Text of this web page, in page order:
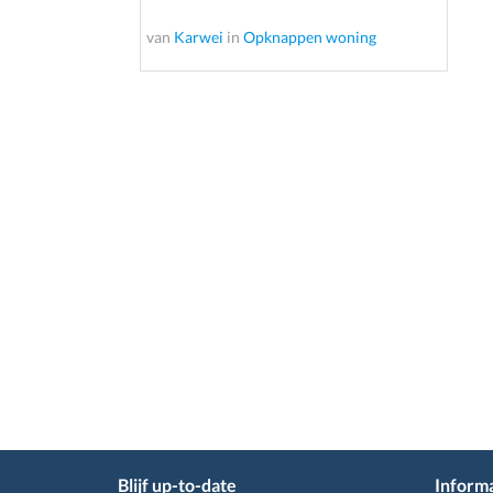
van Karwei in Opknappen woning
Blijf up-to-date